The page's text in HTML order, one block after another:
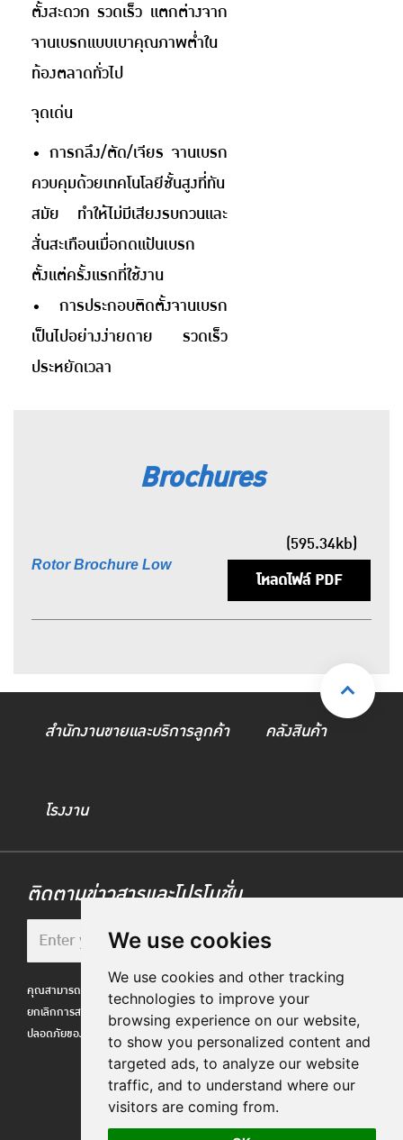
We use cookies
We use cookies and other tracking
technologies to improve your
browsing experience on our website,
to show you personalized content and
targeted ads, to analyze our website
traffic, and to understand where our
visitors are coming from.
ตั้งสะดวก รวดเร็ว แตกต่างจาก
จานเบรกแบบเบาคุณภาพต่ำใน
ท้องตลาดทั่วไป
จุดเด่น
• การกลึง/ตัด/เจียร จานเบรก
ควบคุมด้วยเทคโนโลยีชั้นสูงที่ทัน
สมัย ทำให้ไม่มีเสียงรบกวนและ
สั่นสะเทือนเมื่อกดแป้นเบรก
ตั้งแต่ครั้งแรกที่ใช้งาน
• การประกอบติดตั้งจานเบรก
เป็นไปอย่างง่ายดาย รวดเร็ว
ประหยัดเวลา
Brochures
Rotor Brochure Low
(595.34kb)
โหลดไฟล์ PDF
สำนักงานขายและบริการลูกค้า คลังสินค้า
โรงงาน
ติดตามข่าวสารและโปรโมชั่น
คุณสามารถเลือกไม่รับอีเมล Bendix ได้ตลอดเวลาผ่านลิงก์
ยกเลิกการสมัครในส่วนท้ายอีเมลของเรา เราเคารพความ
ปลอดภัยของข้อมูลของคุณตามนโยบายความเป็นส่วนตัวของเรา